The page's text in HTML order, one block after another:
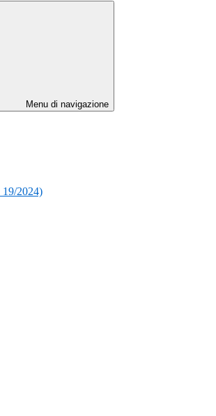
Menu di navigazione
19/2024)